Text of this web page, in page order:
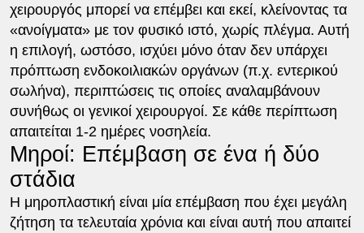
χειρουργός μπορεί να επέμβει και εκεί, κλείνοντας τα
«ανοίγματα» με τον φυσικό ιστό, χωρίς πλέγμα. Αυτή
η επιλογή, ωστόσο, ισχύει μόνο όταν δεν υπάρχει
πρόπτωση ενδοκοιλιακών οργάνων (π.χ. εντερικού
σωλήνα), περιπτώσεις τις οποίες αναλαμβάνουν
συνήθως οι γενικοί χειρουργοί. Σε κάθε περίπτωση
απαιτείται 1-2 ημέρες νοσηλεία.
Μηροί: Επέμβαση σε ένα ή δύο
στάδια
Η μηροπλαστική είναι μία επέμβαση που έχει μεγάλη
ζήτηση τα τελευταία χρόνια και είναι αυτή που απαιτεί